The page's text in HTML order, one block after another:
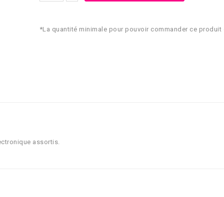
*La quantité minimale pour pouvoir commander ce produit
assortis.